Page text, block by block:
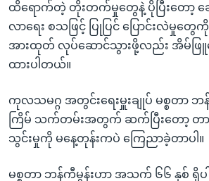
ထိရောက်တဲ့ တိုးတက်မှုတွေနဲ့ ပိုပြီးတော့ ဆ
လာရေး စသဖြင့် ပြုပြင် ပြောင်းလဲမှုတွ
အားထုတ် လုပ်ဆောင်သွားဖို့လည်း အိမ်ဖ
ထားပါတယ်။
ကုလသမဂ္ဂ အတွင်းရေးမှူးချုပ် မစ္စတာ
ကြိမ် သက်တမ်းအတွက် ဆက်ပြီးတော့
သွင်းမှုကို မနေ့တုန်းကပဲ ကြေညာခဲ့တာပါ။
မစ္စတာ ဘန်ကီမွန်းဟာ အသက် ၆၆ နှစ် ရှိပ